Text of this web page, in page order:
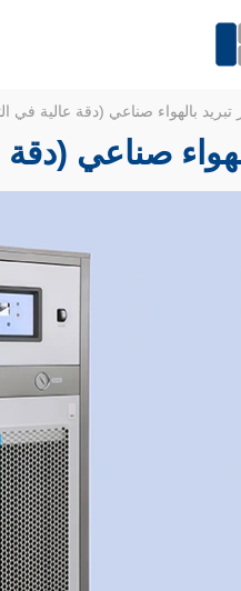
تبريد بالهواء صناعي (دقة عالية في
صناعي